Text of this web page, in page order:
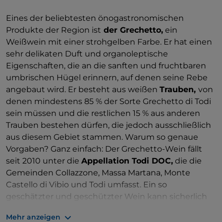
Eines der beliebtesten önogastronomischen
Produkte der Region ist der Grechetto, ein
Weißwein mit einer strohgelben Farbe. Er hat einen
sehr delikaten Duft und organoleptische
Eigenschaften, die an die sanften und fruchtbaren
umbrischen Hügel erinnern, auf denen seine Rebe
angebaut wird. Er besteht aus weißen Trauben, von
denen mindestens 85 % der Sorte Grechetto di Todi
sein müssen und die restlichen 15 % aus anderen
Trauben bestehen dürfen, die jedoch ausschließlich
aus diesem Gebiet stammen. Warum so genaue
Vorgaben? Ganz einfach: Der Grechetto-Wein fällt
seit 2010 unter die Appellation Todi DOC, die die
Gemeinden Collazzone, Massa Martana, Monte
Castello di Vibio und Todi umfasst. Ein so
geschätzter und geschützter Wein kann sicherlich
Mehr anzeigen